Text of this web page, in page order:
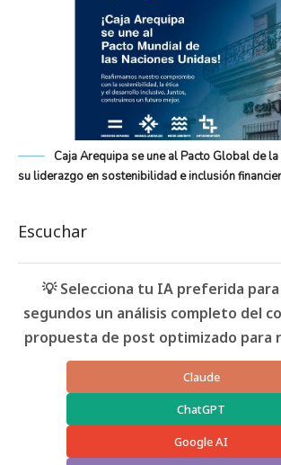
Caja Arequipa se une al Pacto Global de
su liderazgo en sostenibilidad e inclusión
Escuchar
💡 Selecciona tu IA preferida
segundos un análisis completo del
propuesta de post optimizado para
Claude
ChatGPT
Google AI